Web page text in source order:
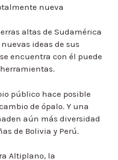
nueva
altas de Sudamérica
ideas de sus
encuentra con él puede
público hace posible
de ópalo. Y una
aún más diversidad
de Bolivia y Perú.
Altiplano, la